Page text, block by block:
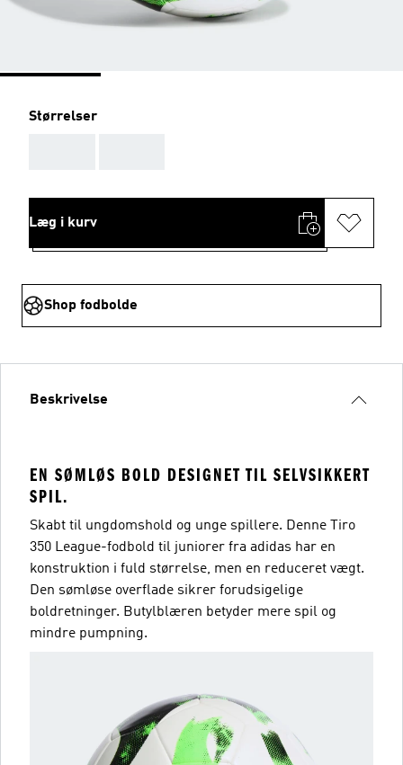
Størrelser
Læg i kurv
Shop fodbolde
Beskrivelse
EN SØMLØS BOLD DESIGNET TIL SELVSIKKERT
SPIL.
Skabt til ungdomshold og unge spillere. Denne Tiro
350 League-fodbold til juniorer fra adidas har en
konstruktion i fuld størrelse, men en reduceret vægt.
Den sømløse overflade sikrer forudsigelige
boldretninger. Butylblæren betyder mere spil og
mindre pumpning.